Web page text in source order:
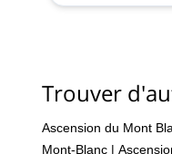
Trouver
Ascension du Mont
Mont-Blanc |